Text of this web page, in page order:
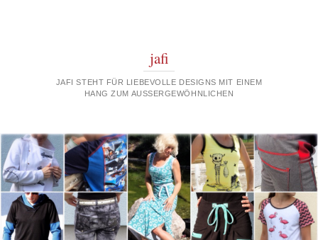
jafi
JAFI STEHT FÜR LIEBEVOLLE DESIGNS MIT EINEM
HANG ZUM AUSSERGEWÖHNLICHEN